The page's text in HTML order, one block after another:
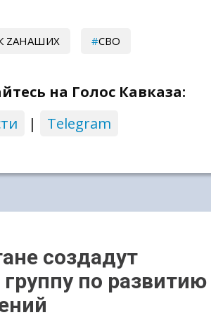
ZАНАШИХ СВО
на Голос Кавказа:
| Telegram
создадут
по развитию